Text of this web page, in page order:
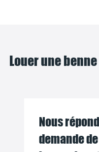
Louer une
Nous
demande